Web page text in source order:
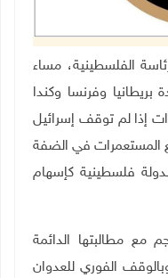
رحبت الرئاسة الفلسطينية، مساء
بريطانيا وفرنسا وكندا
إذا لم توقف إسرائيل
المستعمرات في الضفة
فلسطينية كإسهام
مع مطالبتها الدائمة
الفوري للعدوان